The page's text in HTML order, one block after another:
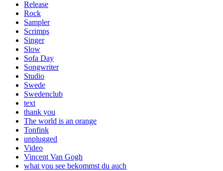
Release
Rock
Sampler
Scrimps
Singer
Slow
Sofa Day
Songwriter
Studio
Swede
Swedenclub
text
thank you
The world is an orange
Tonfink
unplugged
Video
Vincent Van Gogh
what you see bekommst du auch